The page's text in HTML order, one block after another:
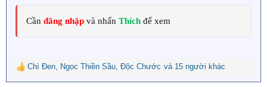
Cần đăng nhập và nhấn Thích để xem
R
e
Chì Đen, Ngọc Thiền Sầu, Độc Chước và 15 người khác